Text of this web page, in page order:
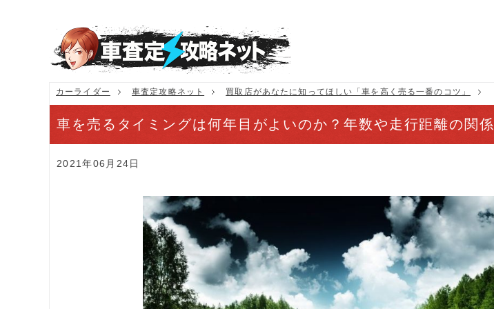
カーライダー 車査定攻略ネット 買取店があなたに知ってほしい「車を高く売る一番のコツ」
車を売るタイミングは何年目がよいのか？年数や走行距離の関係
2021年06月24日